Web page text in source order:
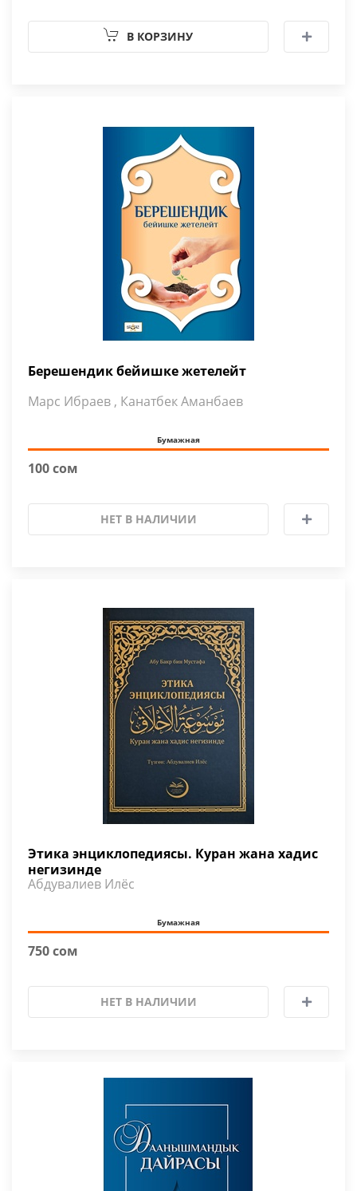
В КОРЗИНУ
Берешендик бейишке жетелейт
Марс Ибраев , Канатбек Аманбаев
Бумажная
100 сом
НЕТ В НАЛИЧИИ
Этика энциклопедиясы. Куран жана хадис
негизинде
Абдувалиев Илёс
Бумажная
750 сом
НЕТ В НАЛИЧИИ